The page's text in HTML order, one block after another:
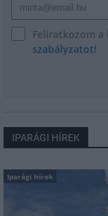
Feliratkozom
szabályzatot!
IPARÁGI HÍREK
Iparági hírek